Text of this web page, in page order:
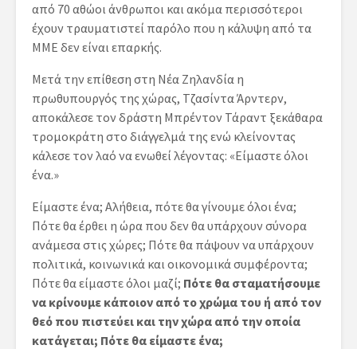
από 70 αθώοι άνθρωποι και ακόμα περισσότεροι
έχουν τραυματιστεί παρόλο που η κάλυψη από τα
ΜΜΕ δεν είναι επαρκής.
Μετά την επίθεση στη Νέα Ζηλανδία η
πρωθυπουργός της χώρας, Τζασίντα Άρντερν,
αποκάλεσε τον δράστη Μπρέντον Τάραντ ξεκάθαρα
τρομοκράτη στο διάγγελμά της ενώ κλείνοντας
κάλεσε τον λαό να ενωθεί λέγοντας: «Είμαστε όλοι
ένα.»
Είμαστε ένα; Αλήθεια, πότε θα γίνουμε όλοι ένα;
Πότε θα έρθει η ώρα που δεν θα υπάρχουν σύνορα
ανάμεσα στις χώρες; Πότε θα πάψουν να υπάρχουν
πολιτικά, κοινωνικά και οικονομικά συμφέροντα;
Πότε θα είμαστε όλοι μαζί; Πότε θα σταματήσουμε
να κρίνουμε κάποιον από το χρώμα του ή από τον
θεό που πιστεύει και την χώρα από την οποία
κατάγεται; Πότε θα είμαστε ένα;